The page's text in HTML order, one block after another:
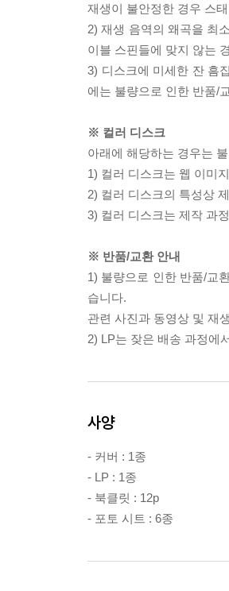
재생이 불안정한 경우 스
2) 재생 음역의 왜곡을 최
이블 스핀들에 맞지 않는
3) 디스크에 미세한 잔 흠
에는 불량으로 인한 반품/
※ 컬러 디스크
아래에 해당하는 경우는
1) 컬러 디스크는 웹 이미
2) 컬러 디스크의 특성상
3) 컬러 디스크는 제작 과
※ 반품/교환 안내
1) 불량으로 인한 반품/교
습니다.
관련 사진과 동영상 및 재
2) LP는 잦은 배송 과정에
사양
- 커버 : 1종
- LP : 1종
- 북클릿 : 12p
- 포토 시트 : 6종